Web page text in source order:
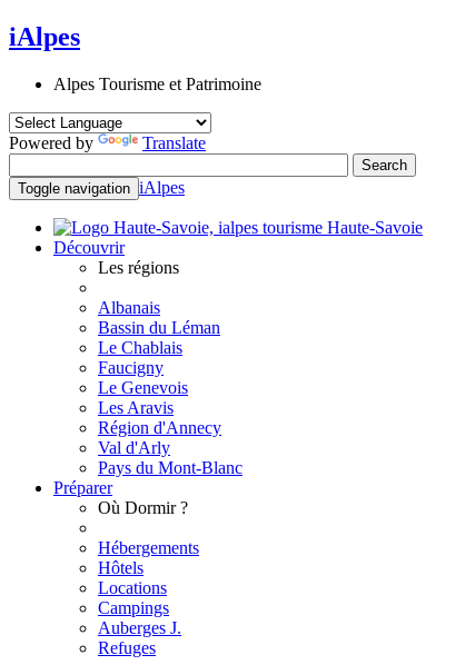
iAlpes
Alpes Tourisme et Patrimoine
Powered by Translate
Toggle navigation iAlpes
Haute-Savoie
Découvrir
Les régions
Albanais
Bassin du Léman
Le Chablais
Faucigny
Le Genevois
Les Aravis
Région d'Annecy
Val d'Arly
Pays du Mont-Blanc
Préparer
Où Dormir ?
Hébergements
Hôtels
Locations
Campings
Auberges J.
Refuges